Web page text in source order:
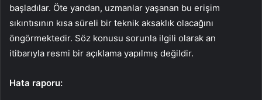
başladılar. Öte yandan, uzmanlar yaşanan bu erişim
sıkıntısının kısa süreli bir teknik aksaklık olacağını
öngörmektedir. Söz konusu sorunla ilgili olarak an
itibarıyla resmi bir açıklama yapılmış değildir.
Hata raporu: